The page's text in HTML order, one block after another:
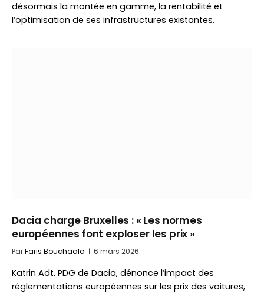
désormais la montée en gamme, la rentabilité et
l’optimisation de ses infrastructures existantes.
Dacia charge Bruxelles : « Les normes
européennes font exploser les prix »
ParFaris Bouchaala 6 mars 2026
Katrin Adt, PDG de Dacia, dénonce l’impact des
réglementations européennes sur les prix des voitures,